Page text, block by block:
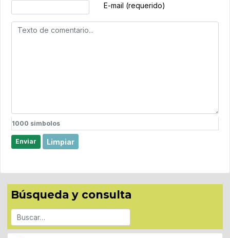
E-mail (requerido)
1000 simbolos
Enviar Limpiar
Búsqueda y consulta
Buscar